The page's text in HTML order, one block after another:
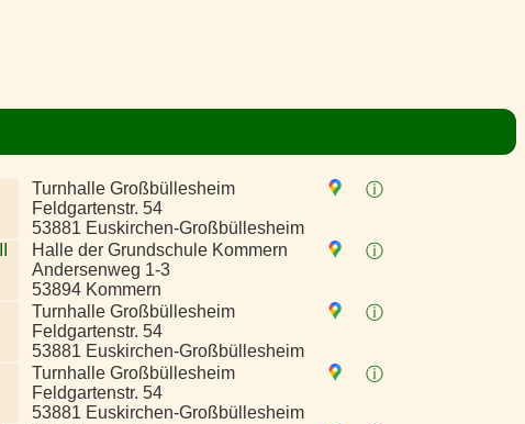
Turnhalle Großbüllesheim
Feldgartenstr. 54
53881 Euskirchen-Großbüllesheim
ⓘ
Halle der Grundschule Kommern
Andersenweg 1-3
53894 Kommern
ⓘ
Turnhalle Großbüllesheim
Feldgartenstr. 54
53881 Euskirchen-Großbüllesheim
ⓘ
Turnhalle Großbüllesheim
Feldgartenstr. 54
53881 Euskirchen-Großbüllesheim
ⓘ